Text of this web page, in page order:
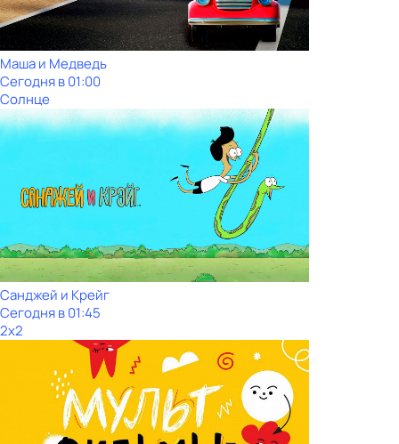
Маша и Медведь
Сегодня в 01:00
Солнце
Санджей и Крейг
Сегодня в 01:45
2x2